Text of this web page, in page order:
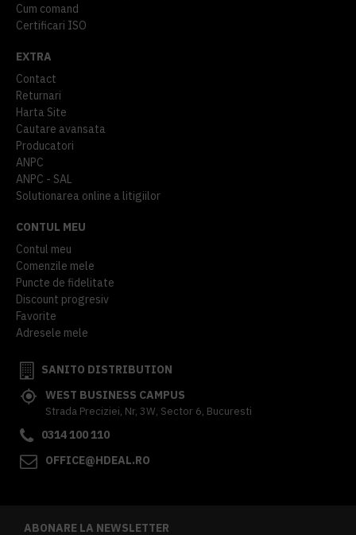
Cum comand
Certificari ISO
EXTRA
Contact
Returnari
Harta Site
Cautare avansata
Producatori
ANPC
ANPC - SAL
Solutionarea online a litigiilor
CONTUL MEU
Contul meu
Comenzile mele
Puncte de fidelitate
Discount progresiv
Favorite
Adresele mele
SANITO DISTRIBUTION
WEST BUSINESS CAMPUS
Strada Preciziei, Nr, 3W, Sector 6, Bucuresti
0314 100 110
OFFICE@HDEAL.RO
ABONARE LA NEWSLETTER